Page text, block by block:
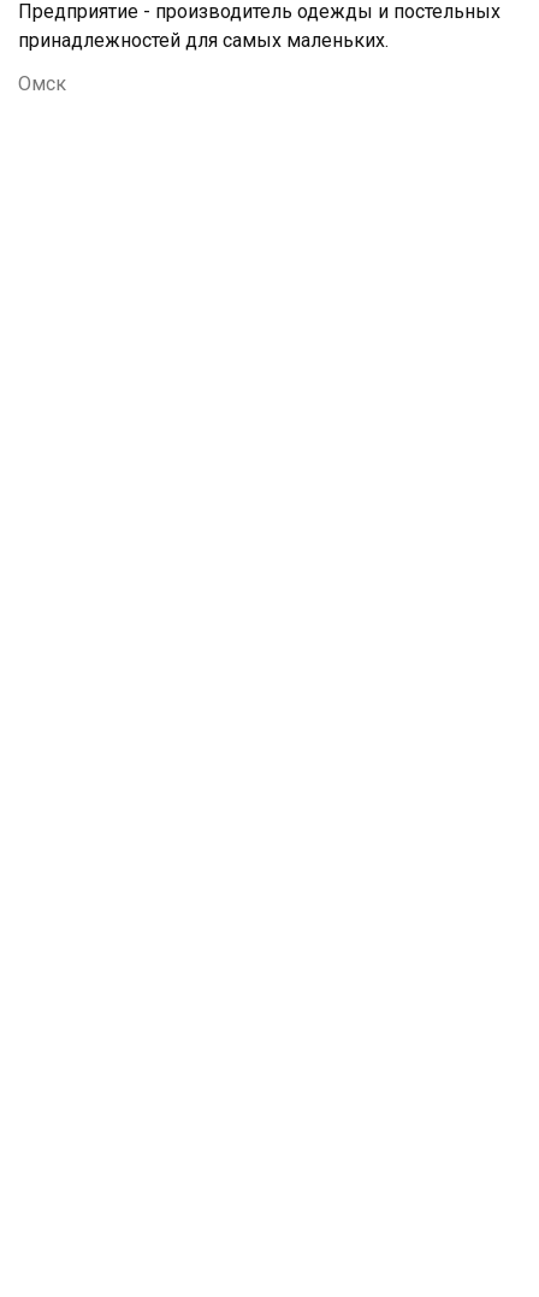
Предприятие - производитель одежды и постельных
принадлежностей для самых маленьких.
Омск